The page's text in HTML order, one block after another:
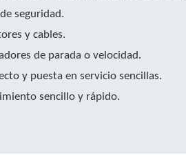
seguridad.
y cables.
de parada o velocidad.
y puesta en servicio sencillas.
sencillo y rápido.